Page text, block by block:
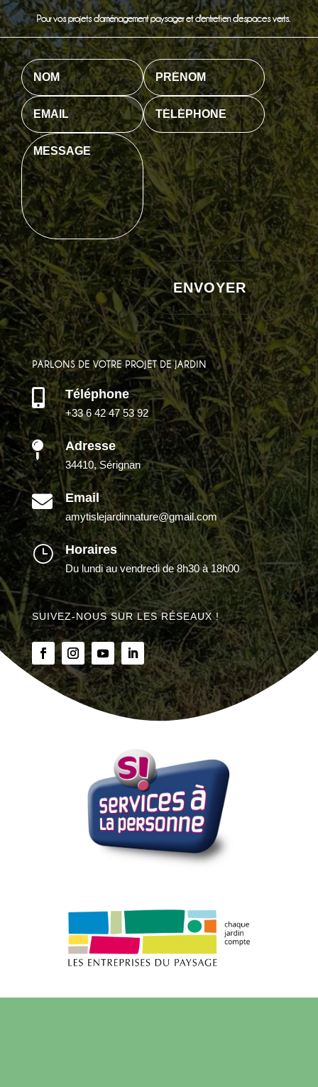
Pour vos projets d'aménagement paysager et d'entretien d'espaces verts.
ENVOYER
PARLONS DE VOTRE PROJET DE JARDIN
 Téléphone
+33 6 42 47 53 92
 Adresse
34410, Sérignan
 Email
amytislejardinnature@gmail.com
} Horaires
Du lundi au vendredi de 8h30 à 18h00
SUIVEZ-NOUS SUR LES RÉSEAUX !